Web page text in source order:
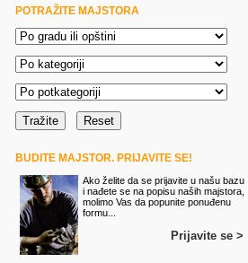
POTRAŽITE MAJSTORA
BUDITE MAJSTOR. PRIJAVITE SE!
Ako želite da se prijavite u našu bazu
i nađete se na popisu naših majstora,
molimo Vas da popunite ponuđenu
formu...
Prijavite se >